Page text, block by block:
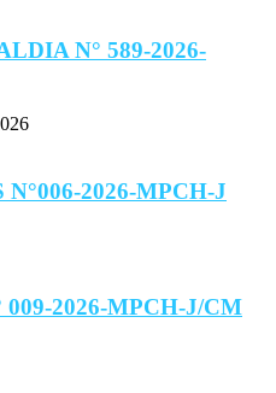
N° 589-2026-
2026-MPCH-J
009-2026-MPCH-J/CM